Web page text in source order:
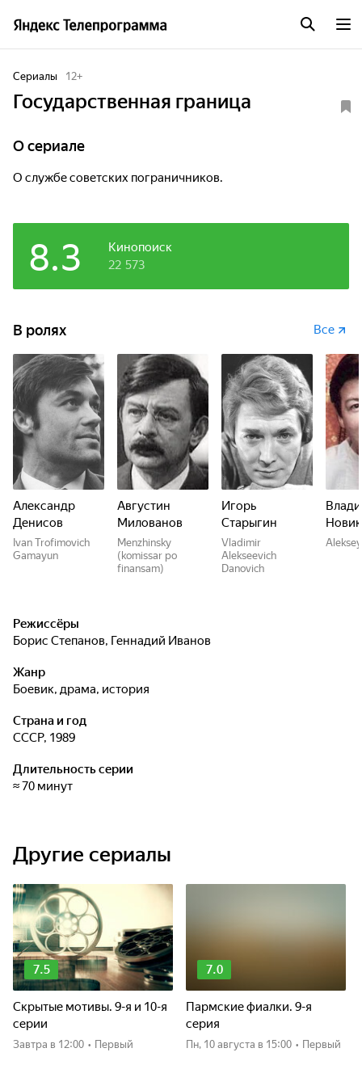
Сериалы 12+
Государственная граница
O сериале
О службе советских пограничников.
Кинопоиск
8.3 22 573
В ролях Все
Александр
Денисов
Ivan Trofimovich
Gamayun
Августин
Милованов
Menzhinsky
(komissar po
finansam)
Игорь
Старыгин
Vladimir
Alekseevich
Danovich
Режиссёры
Борис Степанов, Геннадий Иванов
Жанр
боевик, драма, история
Страна и год
СССР, 1989
Длительность серии
≈ 70 минут
Другие сериалы
7.5
Скрытые мотивы. 9-я и 10-я
серии
Завтра в 12:00 • Первый
7.0
Пармские фиалки. 9-я
серия
пн, 10 августа в 15:00 • Первый